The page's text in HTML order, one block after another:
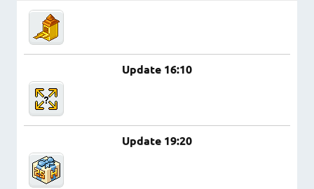
Update 16:10
Update 19:20